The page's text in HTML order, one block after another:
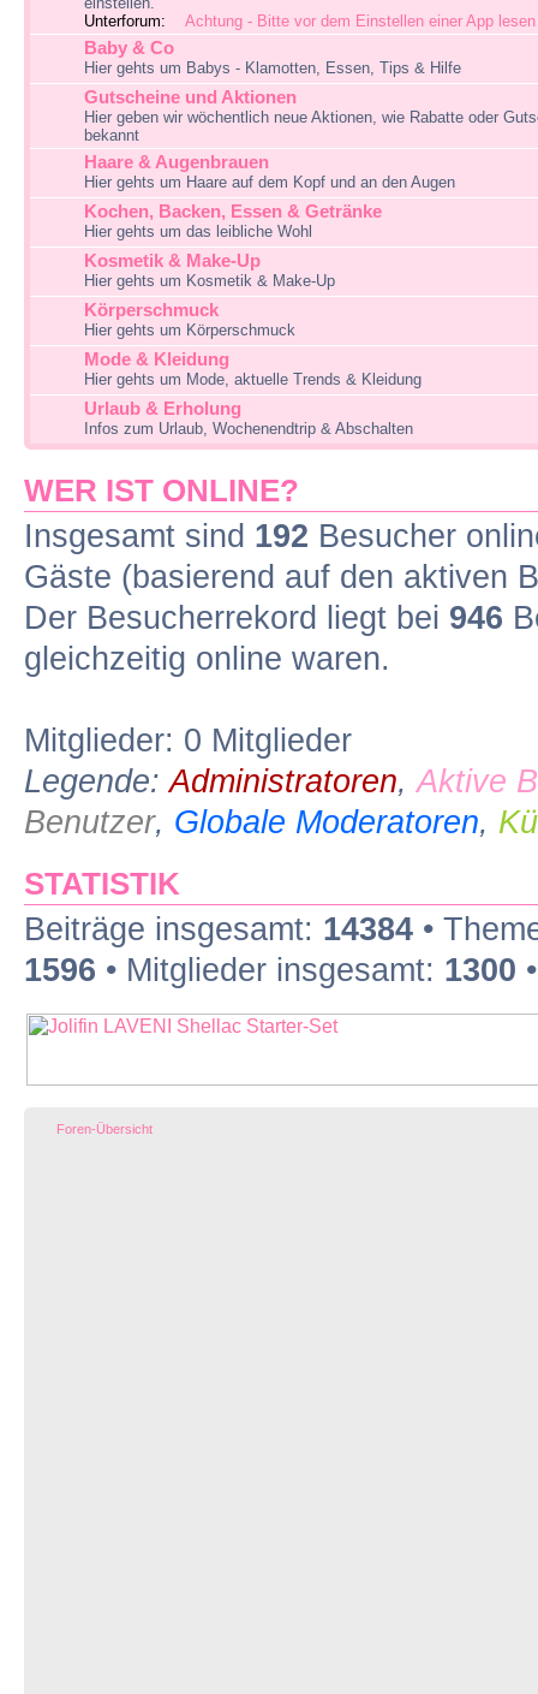
Unterforum:
Achtung - Bitte vor dem Einstellen einer App lesen
Baby & Co
Hier gehts um Babys - Klamotten, Essen, Tips & Hilfe
Gutscheine und Aktionen
Hier geben wir wöchentlich neue Aktionen, wie Rabatte oder
bekannt
Haare & Augenbrauen
Hier gehts um Haare auf dem Kopf und an den Augen
Kochen, Backen, Essen & Getränke
Hier gehts um das leibliche Wohl
Kosmetik & Make-Up
Hier gehts um Kosmetik & Make-Up
Körperschmuck
Hier gehts um Körperschmuck
Mode & Kleidung
Hier gehts um Mode, aktuelle Trends & Kleidung
Urlaub & Erholung
Infos zum Urlaub, Wochenendtrip & Abschalten
WER IST ONLINE?
Insgesamt sind 192 Besucher
Gäste (basierend auf den aktiven
Der Besucherrekord liegt bei 946
gleichzeitig online waren.
Mitglieder: 0 Mitglieder
Legende:Administratoren,Aktive
Benutzer, Globale Moderatoren,
STATISTIK
Beiträge insgesamt: 14384 •
1596 • Mitglieder insgesamt: 1300
Foren-Übersicht